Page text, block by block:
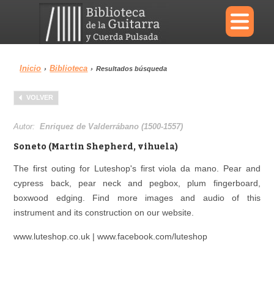
×
Menu
Biblioteca Diccionario
Área personal Reproductor
Inicio › Biblioteca › Resultados búsqueda
VOLVER
Autor:Enriquez de Valderrábano (1500-1557)
Soneto (Martin Shepherd, vihuela)
The first outing for Luteshop's first viola da mano. Pear and
cypress back, pear neck and pegbox, plum fingerboard,
boxwood edging. Find more images and audio of this
instrument and its construction on our website.
www.luteshop.co.uk | www.facebook.com/luteshop